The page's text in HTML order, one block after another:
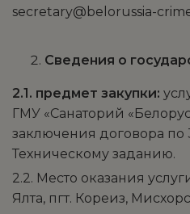
secretary@belorussia-
Сведения о
2.1. предмет закупки:
ГМУ «Санаторий
заключения договора по
Техническому заданию.
2.2. Место оказания
Ялта, пгт. Кореиз,